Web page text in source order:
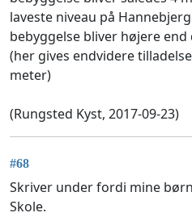
laveste niveau på
bebyggelse bliver højere
(her gives endvidere
meter)
(Rungsted Kyst, 2017-09-23)
#68
Skriver under fordi mine
Skole.